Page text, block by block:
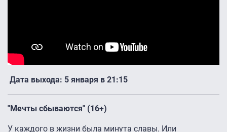
Дата выхода: 5 января в 21:15
"Мечты сбываются" (16+)
У каждого в жизни была минута славы. Или